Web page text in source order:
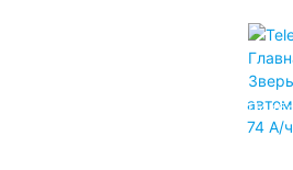
Зверь
74 А/